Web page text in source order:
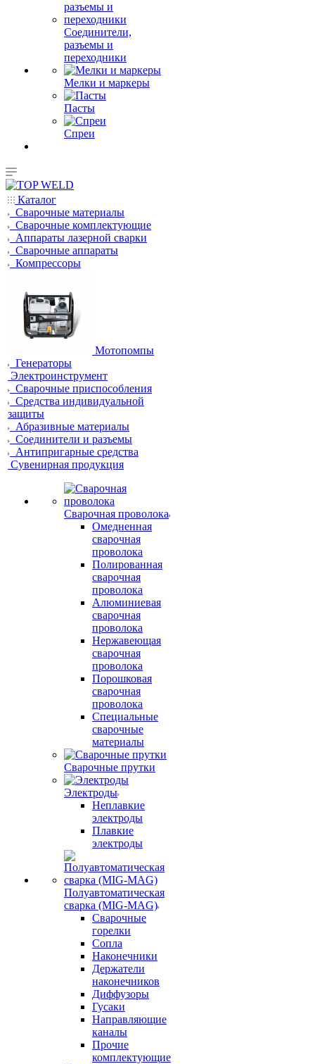
Соединители,
разъемы и
переходники
Мелки и маркеры
Пасты
Спреи
Каталог
Сварочные материалы
Сварочные комплектующие
Аппараты лазерной сварки
Сварочные аппараты
Компрессоры
Мотопомпы
Генераторы
Электроинструмент
Сварочные приспособления
Средства индивидуальной
защиты
Абразивные материалы
Соединители и разъемы
Антипригарные средства
Сувенирная продукция
Сварочная проволока
Омедненная
сварочная
проволока
Полированная
сварочная
проволока
Алюминиевая
сварочная
проволока
Нержавеющая
сварочная
проволока
Порошковая
сварочная
проволока
Специальные
сварочные
материалы
Сварочные прутки
Электроды
Неплавкие
электроды
Плавкие
электроды
Полуавтоматическая
сварка (MIG-MAG)
Сварочные
горелки
Сопла
Наконечники
Держатели
наконечников
Диффузоры
Гусаки
Направляющие
каналы
Прочие
комплектующие